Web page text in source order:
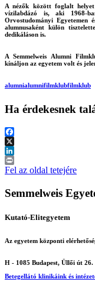
A nézők között foglalt
vízilabdázó is, aki 1968-
Orvostudományi Egyetemen
alumnusaként külön
dedikáláson is.
A Semmelweis Alumni
kínáljon az egyetem volt és
alumnialumnifilmklubfilmklub
Ha érdekesnek
Facebook
X
LinkedIn
Print
Fel az oldal tetejére
Semmelweis
Kutató-Elitegyetem
Az egyetem központi
H - 1085 Budapest, Üllői út 26.
Betegellátó klinikáink és